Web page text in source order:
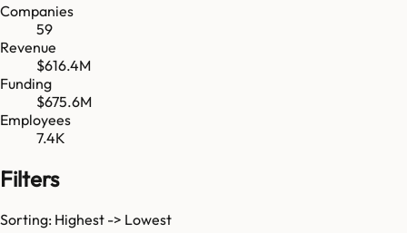
Companies
59
Revenue
$616.4M
Funding
$675.6M
Employees
7.4K
Filters
Sorting: Highest -> Lowest